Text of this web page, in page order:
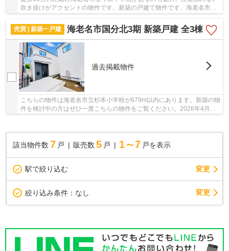
吹き抜けがアクセントの物件です。新築の戸建て物件です。海老名市に
特化した当社には、不動産情報はもちろんのこ...
売買 | 新築一戸建
海老名市国分北3期 新築戸建 全3棟
過去掲載物件
こちらの物件は海老名市立杉本小学校が679m以内にあります。新築の物
件を検討中の方はぜひ一度こちらの物件をご覧ください。2026年4月築
該当物件数 7 戸 販売数 5 戸 1～7 戸を表示
駅で絞り込む 変更
絞り込み条件： なし 変更